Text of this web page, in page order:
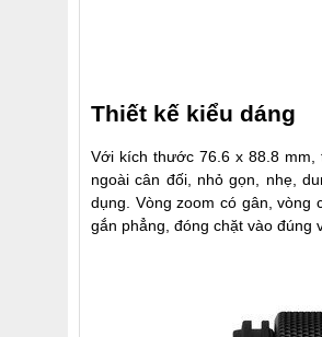
Thiết kế kiểu dáng
Với kích thước 76.6 x 88.8
ngoài cân đối, nhỏ gọn, nhẹ,
dụng. Vòng zoom có gân, vòng
gắn phẳng, đóng chặt vào đúng